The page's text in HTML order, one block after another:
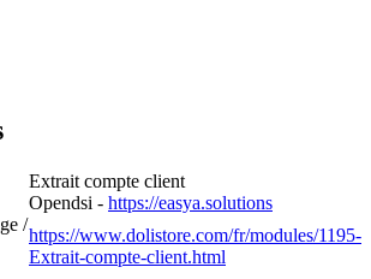
Extrait compte client
Opendsi - https://easya.solutions
/
https://www.dolistore.com/fr/modules/1195-
Extrait-compte-client.html